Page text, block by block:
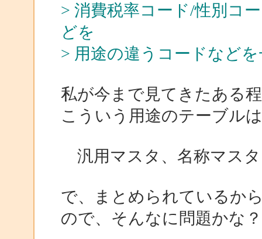
> 消費税率コード/性別コ
どを
> 用途の違うコードなど
私が今まで見てきたある
こういう用途のテーブル
汎用マスタ、名称マス
で、まとめられているか
ので、そんなに問題かな